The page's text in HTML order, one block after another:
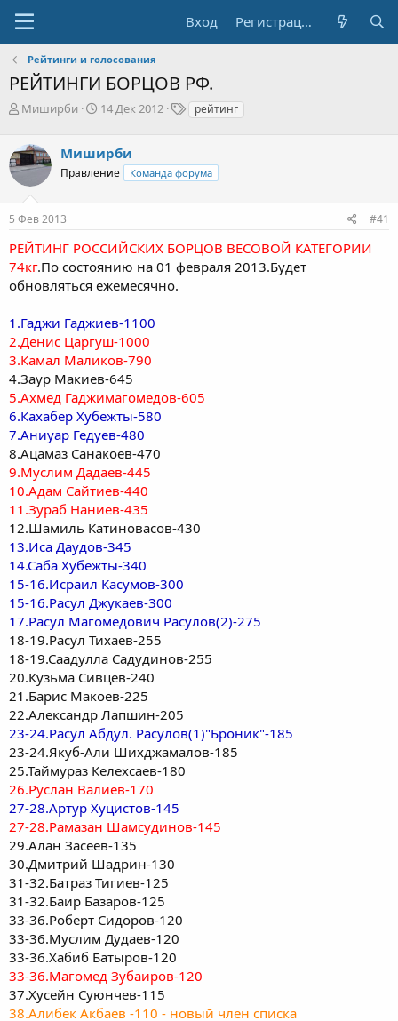
Вход Регистрация
Рейтинги и голосования
РЕЙТИНГИ БОРЦОВ РФ.
А
о
р
т
е
м
Миширби
Д
а
н
ч
а
14 Дек 2012
Трейтинг
Миширби
Правление Команда форума
5 Фев 2013 #41
РЕЙТИНГ РОССИЙСКИХ БОРЦОВ ВЕСОВОЙ КАТЕГОРИИ
74кг.По состоянию на 01 февраля 2013.Будет
обновляться ежемесячно.
1.Гаджи Гаджиев-1100
2.Денис Царгуш-1000
3.Камал Маликов-790
4.Заур Макиев-645
5.Ахмед Гаджимагомедов-605
6.Кахабер Хубежты-580
7.Аниуар Гедуев-480
8.Ацамаз Санакоев-470
9.Муслим Дадаев-445
10.Адам Сайтиев-440
11.Зураб Наниев-435
12.Шамиль Катиновасов-430
13.Иса Даудов-345
14.Саба Хубежты-340
15-16.Исраил Касумов-300
15-16.Расул Джукаев-300
17.Расул Магомедович Расулов(2)-275
18-19.Расул Тихаев-255
18-19.Саадулла Садудинов-255
20.Кузьма Сивцев-240
21.Барис Макоев-225
22.Александр Лапшин-205
23-24.Расул Абдул. Расулов(1)"Броник"-185
23-24.Якуб-Али Шихджамалов-185
25.Таймураз Келехсаев-180
26.Руслан Валиев-170
27-28.Артур Хуцистов-145
27-28.Рамазан Шамсудинов-145
29.Алан Засеев-135
30.Дмитрий Шадрин-130
31-32.Батраз Тигиев-125
31-32.Баир Базаров-125
33-36.Роберт Сидоров-120
33-36.Муслим Дудаев-120
33-36.Хабиб Батыров-120
33-36.Магомед Зубаиров-120
37.Хусейн Суюнчев-115
38.Алибек Акбаев -110 - новый член списка